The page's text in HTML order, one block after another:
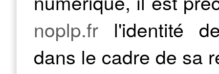
noplp.fr l'identité
dans le cadre de sa